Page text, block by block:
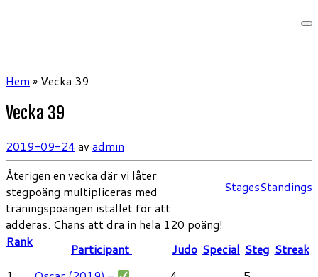
Hem » Vecka 39
Vecka 39
2019-09-24 av admin
StagesStandings
Återigen en vecka där vi låter
stegpoäng multipliceras med
träningspoängen istället för att
adderas. Chans att dra in hela 120 poäng!
Rank
Participant Judo Special Steg Streak